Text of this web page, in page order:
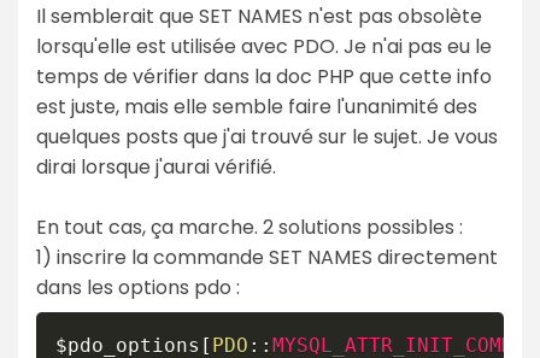
Il semblerait que SET NAMES n'est pas obsolète
lorsqu'elle est utilisée avec PDO. Je n'ai pas eu le
temps de vérifier dans la doc PHP que cette info
est juste, mais elle semble faire l'unanimité des
quelques posts que j'ai trouvé sur le sujet. Je vous
dirai lorsque j'aurai vérifié.
En tout cas, ça marche. 2 solutions possibles :
1) inscrire la commande SET NAMES directement
dans les options pdo :
$pdo_options [ PDO ::